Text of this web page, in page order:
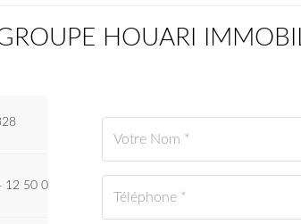
HOUARI
12 50 05